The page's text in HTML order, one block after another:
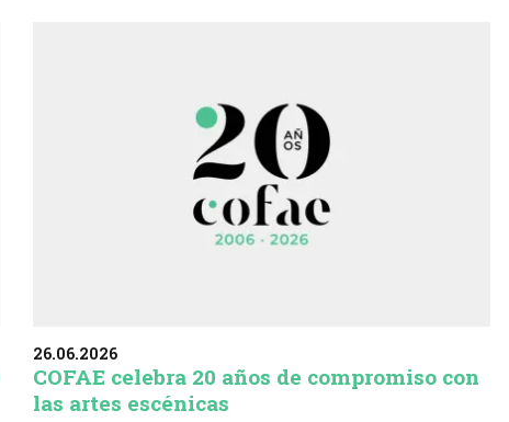
26.06.2026
COFAE celebra 20 años de compromiso con
las artes escénicas